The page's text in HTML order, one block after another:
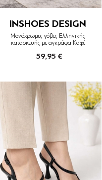
INSHOES DESIGN
Μονόχρωμες γόβες Ελληνικής
κατασκευής με αγκράφα Καφέ
59,95 €